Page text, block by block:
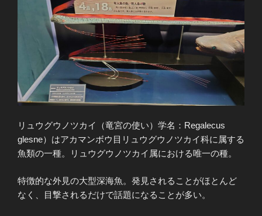
リュウグウノツカイ（竜宮の使い）学名：Regalecus
glesne）はアカマンボウ目リュウグウノツカイ科に属する
魚類の一種。リュウグウノツカイ属における唯一の種。
特徴的な外見の大型深海魚。発見されることがほとんど
なく、目撃されるだけで話題になることが多い。